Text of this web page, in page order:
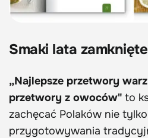
Smaki lata
„Najlepsze przetwory
przetwory z owoców" to
zachęcać Polaków nie
przygotowywania